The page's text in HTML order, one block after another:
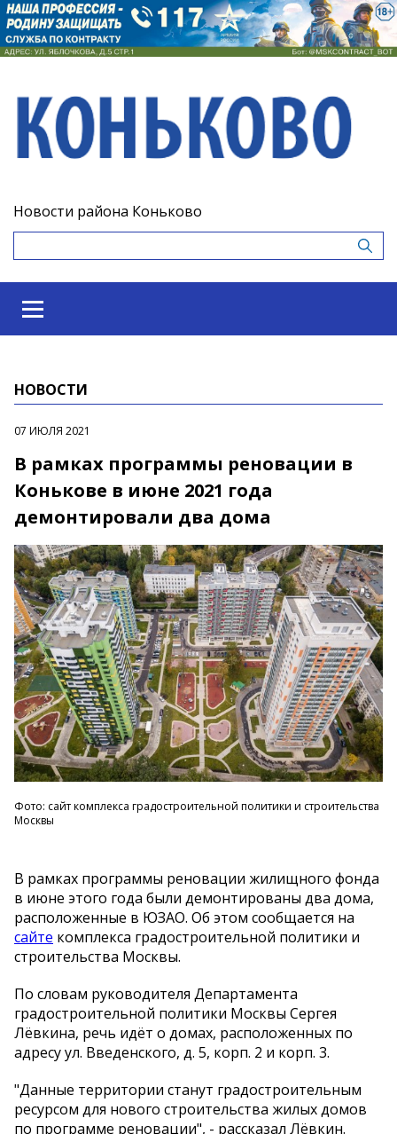
Новости района Коньково
НОВОСТИ
07 ИЮЛЯ 2021
В рамках программы реновации в
Конькове в июне 2021 года
демонтировали два дома
Фото: сайт комплекса градостроительной политики и строительства
Москвы
В рамках программы реновации жилищного фонда
в июне этого года были демонтированы два дома,
расположенные в ЮЗАО. Об этом сообщается на
сайте комплекса градостроительной политики и
строительства Москвы.
По словам руководителя Департамента
градостроительной политики Москвы Сергея
Лёвкина, речь идёт о домах, расположенных по
адресу ул. Введенского, д. 5, корп. 2 и корп. 3.
"Данные территории станут градостроительным
ресурсом для нового строительства жилых домов
по программе реновации", - рассказал Лёвкин.